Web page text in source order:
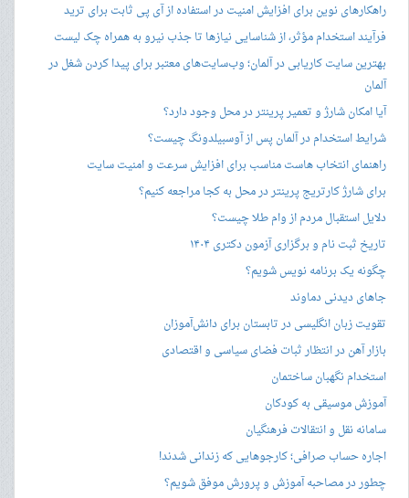
راهکارهای نوین برای افزایش امنیت در استفاده از آی پی ثابت برای ترید
فرآیند استخدام مؤثر، از شناسایی نیازها تا جذب نیرو به همراه چک لیست
بهترین سایت کاریابی در آلمان؛ وب‌سایت‌های معتبر برای پیدا کردن شغل در
آلمان
آیا امکان شارژ و تعمیر پرینتر در محل وجود دارد؟
شرایط استخدام در آلمان پس از آوسبیلدونگ چیست؟
راهنمای انتخاب هاست مناسب برای افزایش سرعت و امنیت سایت
برای شارژ کارتریج پرینتر در محل به کجا مراجعه کنیم؟
دلایل استقبال مردم از وام طلا چیست؟
تاریخ ثبت نام و برگزاری آزمون دکتری ۱۴۰۴
چگونه یک برنامه نویس شویم؟
جاهای دیدنی دماوند
تقویت زبان انگلیسی در تابستان برای دانش‌آموزان
بازار آهن در انتظار ثبات فضای سیاسی و اقتصادی
استخدام نگهبان ساختمان
آموزش موسیقی به کودکان
سامانه نقل و انتقالات فرهنگیان
اجاره حساب صرافی؛ کارجوهایی که زندانی شدند!
چطور در مصاحبه‌ آموزش و پرورش موفق شویم؟